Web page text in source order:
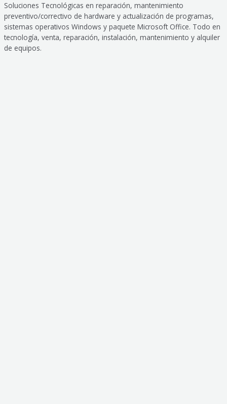
Soluciones Tecnológicas en reparación, mantenimiento
preventivo/correctivo de hardware y actualización de programas,
sistemas operativos Windows y paquete Microsoft Office. Todo en
tecnología, venta, reparación, instalación, mantenimiento y alquiler
de equipos.